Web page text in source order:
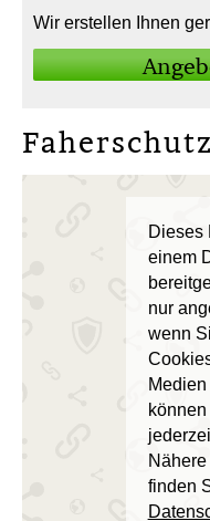
Wir erstellen Ihnen
Dieses
einem
nur
wenn
finden